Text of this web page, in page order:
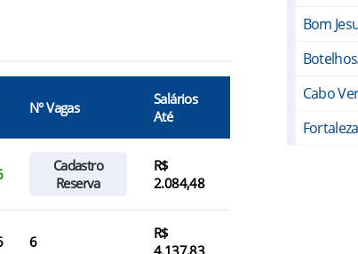
N° Vagas
Salários
Até
Cadastro
Reserva
R$
2.084,48
6
R$
4.137,83
Bom
Cabo